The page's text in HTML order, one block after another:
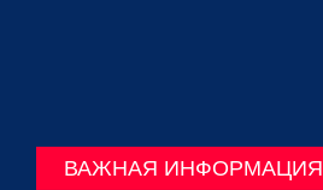
ВАЖНАЯ ИНФОРМАЦИЯ